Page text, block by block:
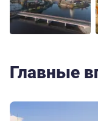
Главные